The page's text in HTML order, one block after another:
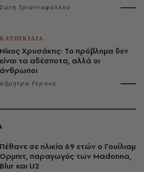
Σώτη Τριανταφύλλου
ΚΑΤΟΙΚΙΔΙΑ
Νίκος Χρυσάκης: Το πρόβλημα δεν
είναι τα αδέσποτα, αλλά οι
άνθρωποι
Δήμητρα Γκρους
Πέθανε σε ηλικία 69 ετών ο Γουίλιαμ
Όρμπιτ, παραγωγός των Madonna,
Blur και U2